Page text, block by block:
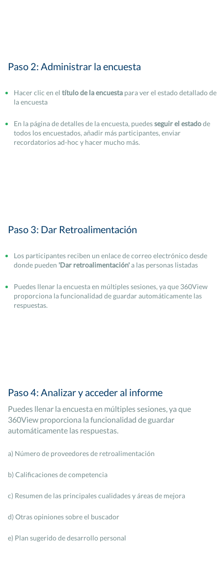
Paso 2: Administrar la encuesta
Hacer clic en el título de la encuesta para ver el estado detallado de
la encuesta
En la página de detalles de la encuesta, puedesseguir el estadode
todos los encuestados, añadir más participantes, enviar
recordatorios ad-hoc y hacer mucho más.
Paso 3: Dar Retroalimentación
Los participantes reciben un enlace de correo electrónico desde
donde pueden 'Dar retroalimentación'a las personas listadas
Puedes llenar la encuesta en múltiples sesiones, ya que 360View
proporciona la funcionalidad de guardar automáticamente las
respuestas.
Paso 4: Analizar y acceder al informe
Puedes llenar la encuesta en múltiples sesiones, ya que
360View proporciona la funcionalidad de guardar
automáticamente las respuestas.
a) Número de proveedores de retroalimentación
b) Calificaciones de competencia
c) Resumen de las principales cualidades y áreas de mejora
d) Otras opiniones sobre el buscador
e) Plan sugerido de desarrollo personal